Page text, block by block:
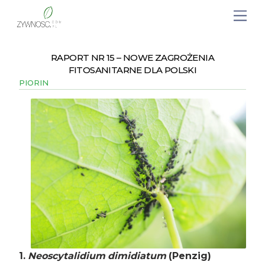
RAPORT NR 15 – NOWE ZAGROŻENIA
FITOSANITARNE DLA POLSKI
PIORIN
1. Neoscytalidium dimidiatum (Penzig)